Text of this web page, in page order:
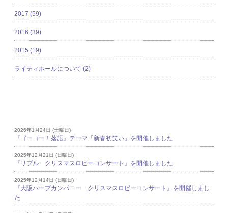
2017 (59)
2016 (39)
2015 (19)
ライティホールについて (2)
2026年1月24日 (土曜日)
『ゴーゴー！落語』テーマ「新春初笑い」を開催しました
2025年12月21日 (日曜日)
『リプル クリスマスロビーコンサート』を開催しました
2025年12月14日 (日曜日)
『大阪ハープカンパニー クリスマスロビーコンサート』を開催しまし
た